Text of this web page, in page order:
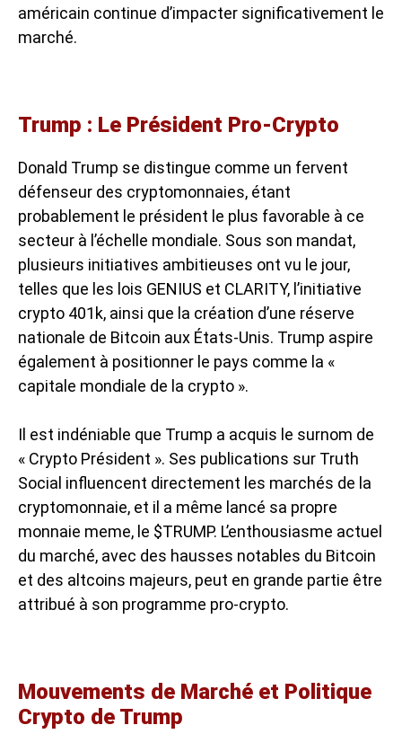
américain continue d’impacter significativement le
marché.
Trump : Le Président Pro-Crypto
Donald Trump se distingue comme un fervent
défenseur des cryptomonnaies, étant
probablement le président le plus favorable à ce
secteur à l’échelle mondiale. Sous son mandat,
plusieurs initiatives ambitieuses ont vu le jour,
telles que les lois GENIUS et CLARITY, l’initiative
crypto 401k, ainsi que la création d’une réserve
nationale de Bitcoin aux États-Unis. Trump aspire
également à positionner le pays comme la «
capitale mondiale de la crypto ».
Il est indéniable que Trump a acquis le surnom de
« Crypto Président ». Ses publications sur Truth
Social influencent directement les marchés de la
cryptomonnaie, et il a même lancé sa propre
monnaie meme, le $TRUMP. L’enthousiasme actuel
du marché, avec des hausses notables du Bitcoin
et des altcoins majeurs, peut en grande partie être
attribué à son programme pro-crypto.
Mouvements de Marché et Politique
Crypto de Trump